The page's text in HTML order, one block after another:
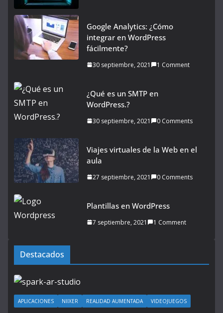
Google Analytics: ¿Cómo
integrar en WordPress
fácilmente?
30 septiembre, 2021 1 Comment
¿Qué es un SMTP en
WordPress.?
30 septiembre, 2021 0 Comments
Viajes virtuales de la Web en el
aula
27 septiembre, 2021 0 Comments
Plantillas en WordPress
7 septiembre, 2021 1 Comment
Destacados
APLICACIONES NIIXER REALIDAD AUMENTADA VIDEOJUEGOS